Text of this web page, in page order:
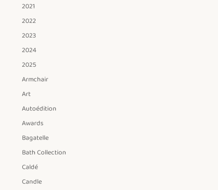
2021
2022
2023
2024
2025
Armchair
Art
Autoédition
Awards
Bagatelle
Bath Collection
Caldé
Candle